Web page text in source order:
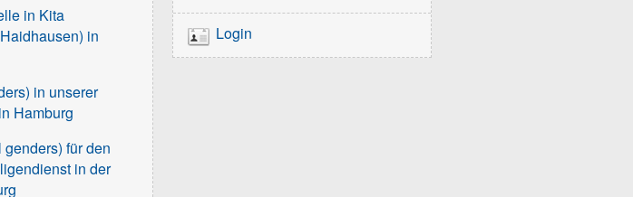
in Kita
in
in unserer
Hamburg
für den
in der
Login